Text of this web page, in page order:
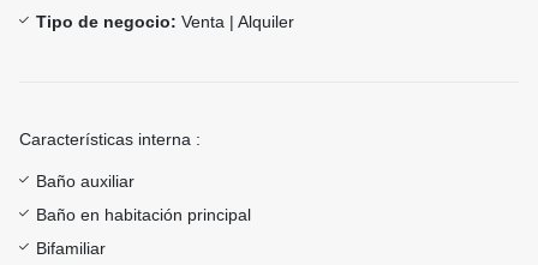
Tipo de negocio: Venta | Alquiler
Características interna :
Baño auxiliar
Baño en habitación principal
Bifamiliar